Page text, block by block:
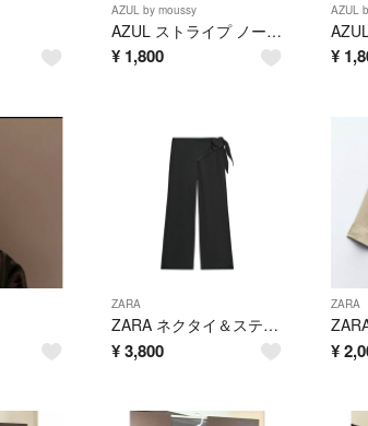
AZUL by moussy
AZUL ストライプ ノースリーブ Mサイズ
¥ 1,800
AZUL
¥
ZARA
ZARA ネクタイ＆ステッチ入りパンツ
¥ 3,800
ZARA
¥